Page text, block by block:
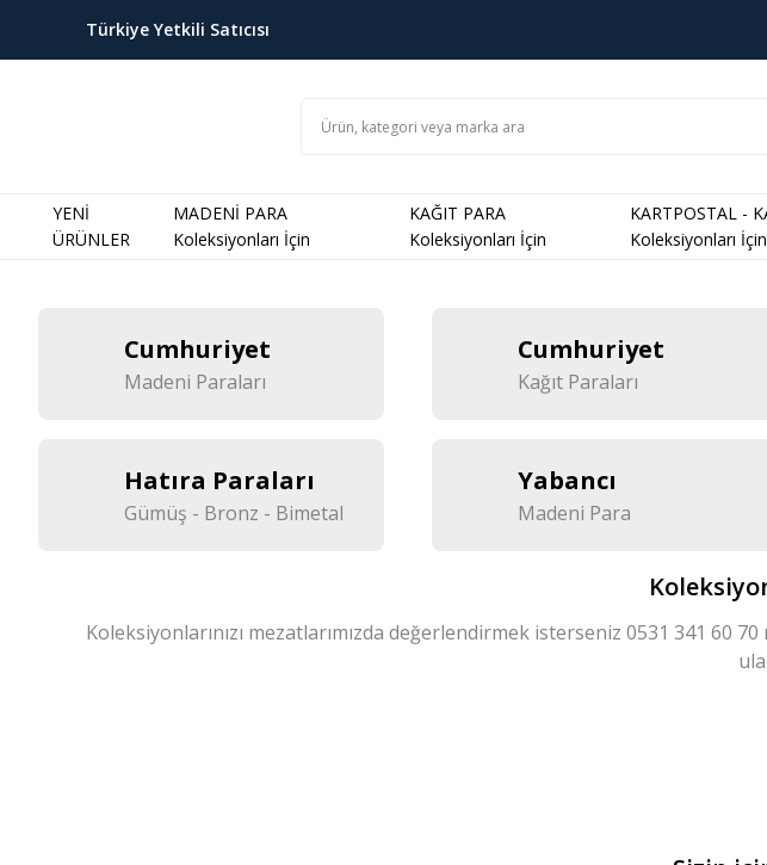
Türkiye Yetkili Satıcısı
YENİ
ÜRÜNLER
MADENİ PARA
Koleksiyonları İçin
KAĞIT PARA
Koleksiyonları İçin
KARTPOSTAL -
Koleksiyonları İçin
Cumhuriyet
Madeni Paraları
Cumhuriyet
Kağıt Paraları
Hatıra Paraları
Gümüş - Bronz - Bimetal
Yabancı
Madeni Para
Koleksiyonlarınızı mezatlarımızda değerlendirmek isterseniz 0531 341 60